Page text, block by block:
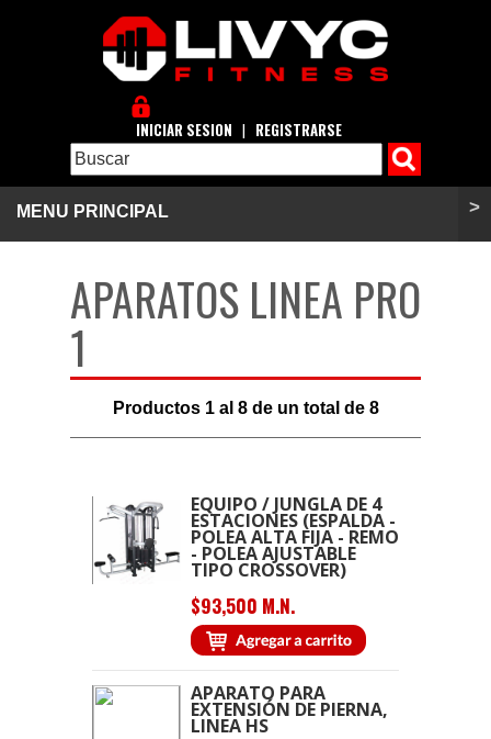
INICIAR SESION | REGISTRARSE
MENU PRINCIPAL >
APARATOS LINEA PRO
1
Productos 1al 8de un total de 8
EQUIPO / JUNGLA DE 4
ESTACIONES (ESPALDA -
POLEA ALTA FIJA - REMO
- POLEA AJUSTABLE
TIPO CROSSOVER)
$93,500 M.N.
APARATO PARA
EXTENSIÓN DE PIERNA,
LINEA HS